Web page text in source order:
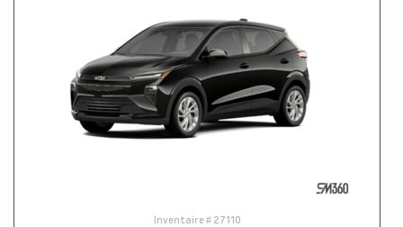
Inventaire # 27110